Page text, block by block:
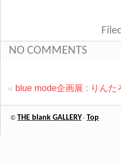
NO COMMENTS
« blue mode企画展 : りん
© THE blank GALLERY - Top